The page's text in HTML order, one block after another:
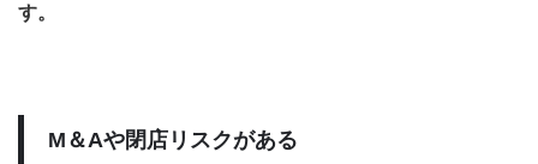
す。
M＆Aや閉店リスクがある